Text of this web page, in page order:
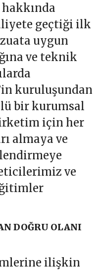
geçtiği ilk
uygun
ve teknik
kuruluşundan
bir kurumsal
için her
almaya ve
ve
DOĞRU OLANI
ilişkin